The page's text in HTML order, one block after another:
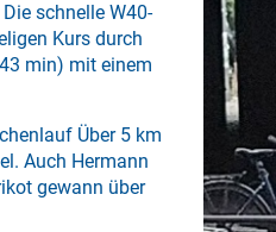
schnelle W40-
Kurs durch
min) mit einem
Über 5 km
Auch Hermann
gewann über